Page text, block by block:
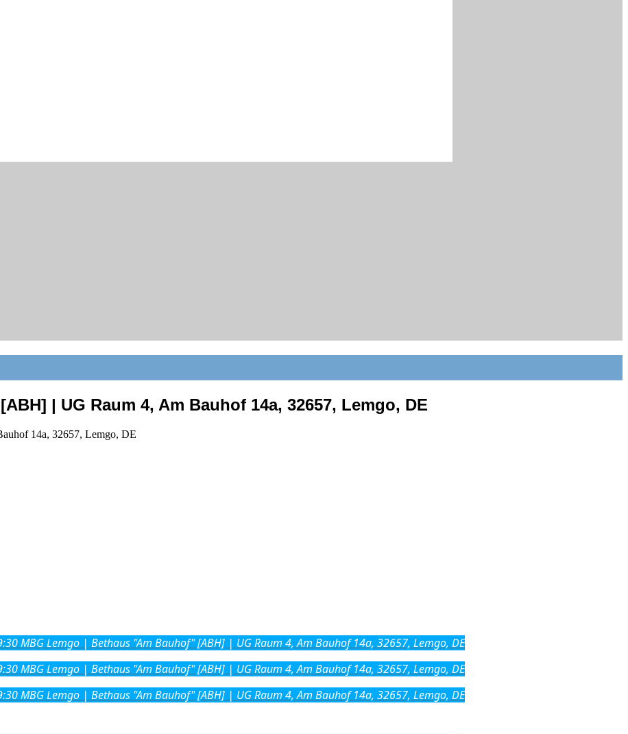
| UG Raum 4, Am Bauhof 14a, 32657, Lemgo, DE
14a, 32657, Lemgo, DE
MBG Lemgo | Bethaus "Am Bauhof" [ABH] | UG Raum 4, Am Bauhof 14a, 32657, Lemgo, DE
MBG Lemgo | Bethaus "Am Bauhof" [ABH] | UG Raum 4, Am Bauhof 14a, 32657, Lemgo, DE
MBG Lemgo | Bethaus "Am Bauhof" [ABH] | UG Raum 4, Am Bauhof 14a, 32657, Lemgo, DE